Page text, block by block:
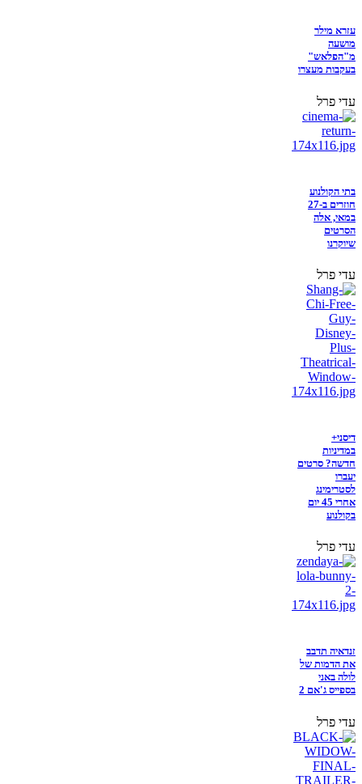
עזרא מילר
מושעה
מ"הפלאש"
בעקבות מעצרו
עדי פרל
בתי הקולנוע
חוזרים ב-27
במאי, אלה
הסרטים
שיוקרנו
עדי פרל
דיסני+
במדיניות
חדשה? סרטים
יעברו
לסטרימינג
אחרי 45 יום
בקולנוע
עדי פרל
זנדאיה תדבב
את הדמות של
לולה באני
בספייס ג'אם 2
עדי פרל